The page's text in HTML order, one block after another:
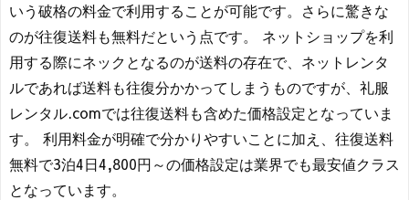
いう破格の料金で利用することが可能です。さらに驚きな
のが往復送料も無料だという点です。 ネットショップを利
用する際にネックとなるのが送料の存在で、ネットレンタ
ルであれば送料も往復分かかってしまうものですが、礼服
レンタル.comでは往復送料も含めた価格設定となっていま
す。 利用料金が明確で分かりやすいことに加え、往復送料
無料で3泊4日4,800円～の価格設定は業界でも最安値クラス
となっています。